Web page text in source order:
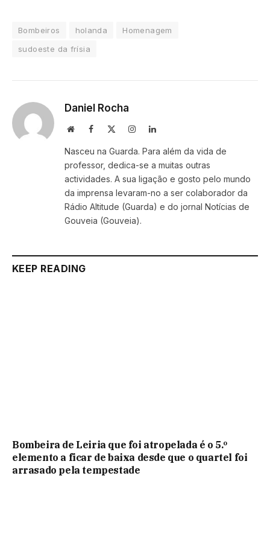
Bombeiros holanda
Homenagem
sudoeste da frísia
Daniel Rocha
WebsiteFacebook InstagramLinkedIn
Nasceu na Guarda. Para além da vida de
professor, dedica-se a muitas outras
actividades. A sua ligação e gosto pelo mundo
da imprensa levaram-no a ser colaborador da
Rádio Altitude (Guarda) e do jornal Notícias de
Gouveia (Gouveia).
KEEP READING
Bombeira de Leiria que foi atropelada é o 5.º
elemento a ficar de baixa desde que o quartel foi
arrasado pela tempestade